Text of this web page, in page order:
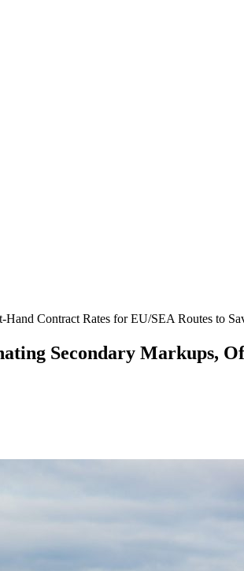
Contract Rates for EU/SEA Routes to
Secondary Markups,